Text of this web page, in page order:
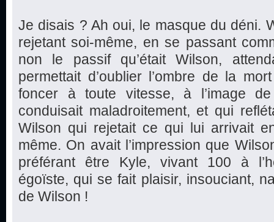
Je disais ? Ah oui, le masque du déni.
rejetant soi-même, en se passant
non le passif qu’était Wilson,
permettait d’oublier l’ombre de la
foncer à toute vitesse, à l’image
conduisait maladroitement, et qui
Wilson qui rejetait ce qui lui arrivait
même. On avait l’impression que
préférant être Kyle, vivant 100 à
égoïste, qui se fait plaisir, insouciant,
de Wilson !